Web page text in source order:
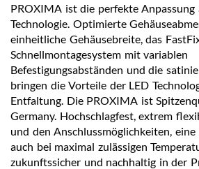
PROXIMA ist die perfekte Anpassung
Technologie. Optimierte
einheitliche Gehäusebreite, das
Schnellmontagesystem mit variablen
Befestigungsabständen und die
bringen die Vorteile der LED
Entfaltung. Die PROXIMA ist
Germany. Hochschlagfest, extrem
und den Anschlussmöglichkeiten, eine
auch bei maximal zulässigen
zukunftssicher und nachhaltig in der